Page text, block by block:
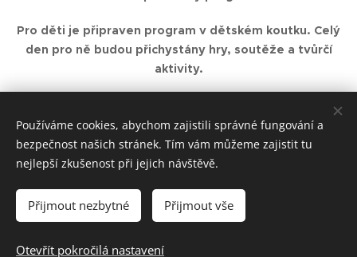
Pro děti je připraven program v dětském koutku. Celý
den pro ně budou přichystány hry, soutěže a tvůrčí
aktivity.
audioknihy, odznaky, oblečení, militarie a další
zboží s tématem české historie.
Používáme cookies, abychom zajistili správné fungování a
bezpečnost našich stránek. Tím vám můžeme zajistit tu
nejlepší zkušenost při jejich návštěvě.
Přijmout nezbytné Přijmout vše
Otevřít pokročilá nastavení